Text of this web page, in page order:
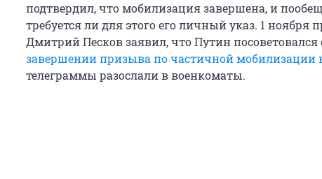
подтвердил, что мобилизация завершена, и
требуется ли для этого его личный указ. 1 ноября
Дмитрий Песков заявил, что Путин
завершении призыва по частичной мобилизации
телеграммы разослали в военкоматы.